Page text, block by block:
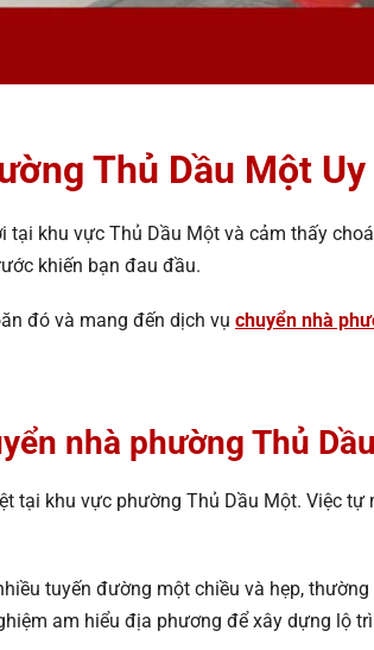
Thủ Dầu Một
khu vực Thủ Dầu Một và cảm thấy
khiến bạn đau đầu.
đó và mang đến dịch vụ chuyển nhà
nhà phường Thủ
tại khu vực phường Thủ Dầu Một. Việc
tuyến đường một chiều và hẹp,
am hiểu địa phương để xây dựng lộ